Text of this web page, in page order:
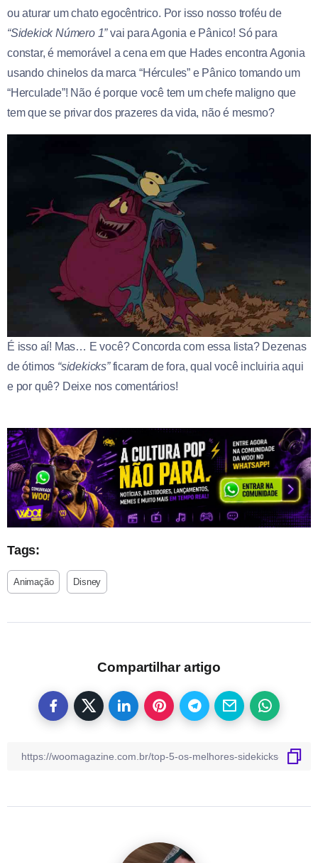
ou aturar um chato egocêntrico. Por isso nosso troféu de
“Sidekick Número 1”vai para Agonia e Pânico! Só para
constar, é memorável a cena em que Hades encontra Agonia
usando chinelos da marca “Hércules” e Pânico tomando um
“Herculade”! Não é porque você tem um chefe maligno que
tem que se privar dos prazeres da vida, não é mesmo?
É isso aí! Mas… E você? Concorda com essa lista? Dezenas
de ótimos “sidekicks”ficaram de fora, qual você incluiria aqui
e por quê? Deixe nos comentários!
Tags:
Animação Disney
Compartilhar artigo